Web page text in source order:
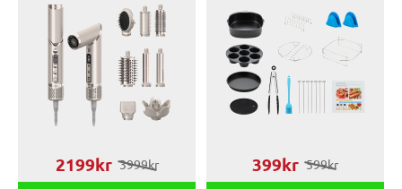
2199kr 3999kr 399kr 599kr